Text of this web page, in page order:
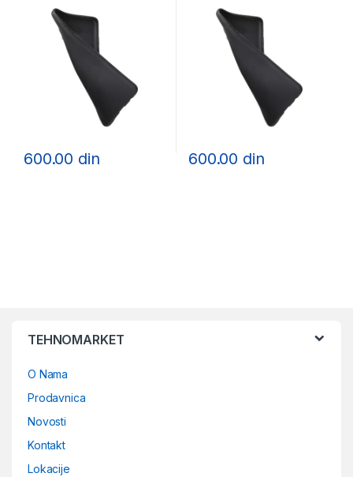
600.00 din 600.00 din
TEHNOMARKET
O Nama
Prodavnica
Novosti
Kontakt
Lokacije